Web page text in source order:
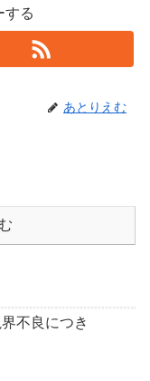
する
あとりえむ
不良につき